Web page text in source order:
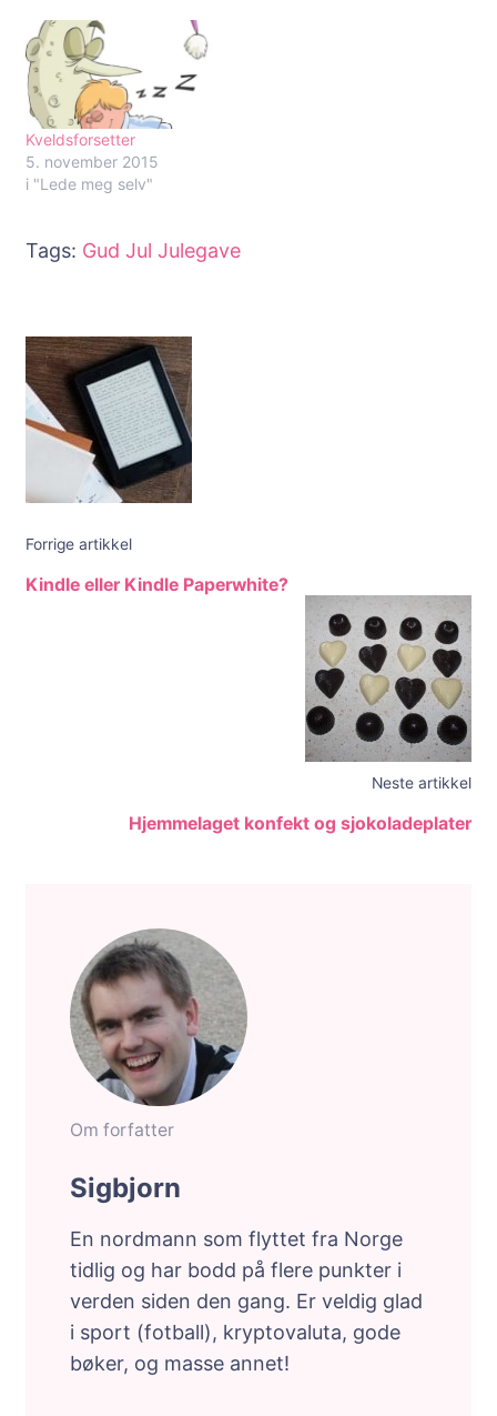
Kveldsforsetter
5. november 2015
i "Lede meg selv"
Tags: Gud Jul Julegave
Innleggsnavigering
Forrige artikkel
Kindle eller Kindle Paperwhite?
Neste artikkel
Hjemmelaget konfekt og sjokoladeplater
Om forfatter
Sigbjorn
En nordmann som flyttet fra Norge
tidlig og har bodd på flere punkter i
verden siden den gang. Er veldig glad
i sport (fotball), kryptovaluta, gode
bøker, og masse annet!